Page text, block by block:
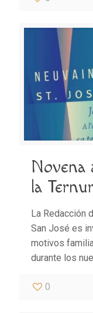
Novena
la
La Redacción
San José es
motivos
durante los
0